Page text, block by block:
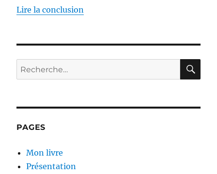
Lire la conclusion
Recherche
pour :
PAGES
Mon livre
Présentation